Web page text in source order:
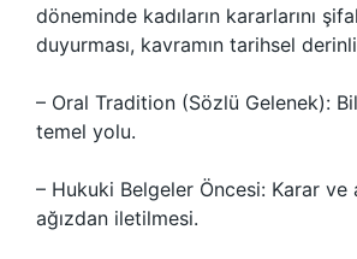
döneminde kadıların kararlarını
duyurması, kavramın tarihsel
– Oral Tradition (Sözlü Gelenek):
temel yolu.
– Hukuki Belgeler Öncesi: Karar ve
ağızdan iletilmesi.